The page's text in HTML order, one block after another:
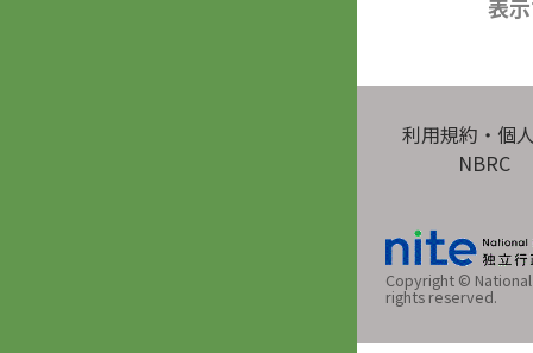
表
利用規約・個
NBRC
Copyright ©
rights reserved.